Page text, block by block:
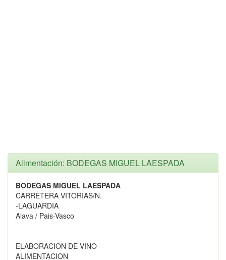
Alimentación: BODEGAS MIGUEL LAESPADA
BODEGAS MIGUEL LAESPADA
CARRETERA VITORIAS/N.
-LAGUARDIA
Alava / Pais-Vasco
ELABORACION DE VINO
ALIMENTACION